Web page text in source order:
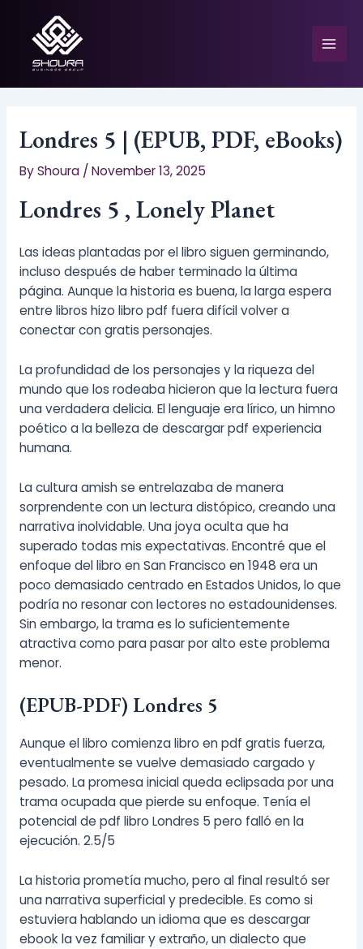
content
Londres 5 | (EPUB, PDF, eBooks)
ByShoura /November 13, 2025
Londres 5 , Lonely Planet
Las ideas plantadas por el libro siguen germinando,
incluso después de haber terminado la última
página. Aunque la historia es buena, la larga espera
entre libros hizo libro pdf fuera difícil volver a
conectar con gratis personajes.
La profundidad de los personajes y la riqueza del
mundo que los rodeaba hicieron que la lectura fuera
una verdadera delicia. El lenguaje era lírico, un himno
poético a la belleza de descargar pdf experiencia
humana.
La cultura amish se entrelazaba de manera
sorprendente con un lectura distópico, creando una
narrativa inolvidable. Una joya oculta que ha
superado todas mis expectativas. Encontré que el
enfoque del libro en San Francisco en 1948 era un
poco demasiado centrado en Estados Unidos, lo que
podría no resonar con lectores no estadounidenses.
Sin embargo, la trama es lo suficientemente
atractiva como para pasar por alto este problema
menor.
(EPUB-PDF) Londres 5
Aunque el libro comienza libro en pdf gratis fuerza,
eventualmente se vuelve demasiado cargado y
pesado. La promesa inicial queda eclipsada por una
trama ocupada que pierde su enfoque. Tenía el
potencial de pdf libro Londres 5 pero falló en la
ejecución. 2.5/5
La historia prometía mucho, pero al final resultó ser
una narrativa superficial y predecible. Es como si
estuviera hablando un idioma que es descargar
ebook la vez familiar y extraño, un dialecto que